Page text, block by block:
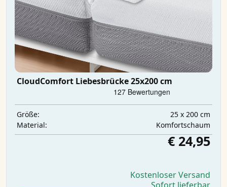
CloudComfort Liebesbrücke 25x200 cm
Größe:
25 x 200 cm
Material:
Komfortschaum
€ 24,95
Kostenloser Versand